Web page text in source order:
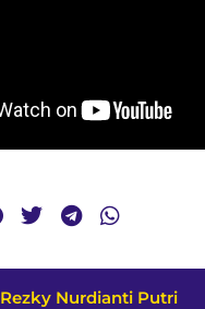
Rezky Nurdianti Putri